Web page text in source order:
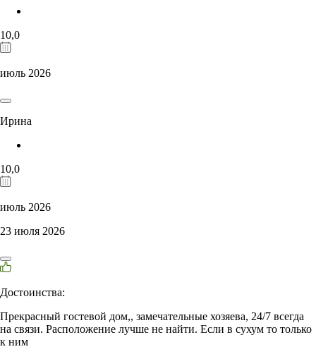
10,0
июль 2026
Ирина
10,0
июль 2026
23 июля 2026
Достоинства:
Прекрасный гостевой дом,, замечательные хозяева, 24/7 всегда
на связи. Расположение лучше не найти. Если в сухум то только
к ним